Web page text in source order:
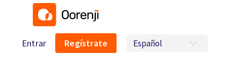
Entrar Regístrate